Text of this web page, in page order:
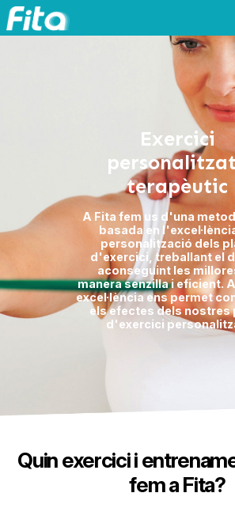
A Fita
manera
Quin exercici i
fem a Fita?